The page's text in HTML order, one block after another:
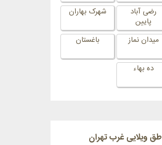
رضی آباد
پایین
شهرک بهاران
میدان نماز باغستان
ده بهاء
ویلایی غرب تهران